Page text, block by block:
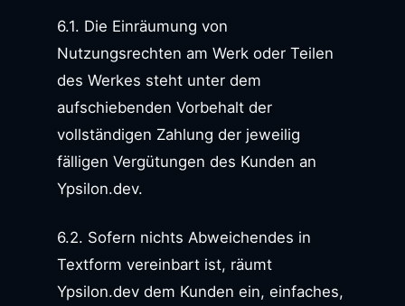
6.1. Die Einräumung von
Nutzungsrechten am Werk oder Teilen
des Werkes steht unter dem
aufschiebenden Vorbehalt der
vollständigen Zahlung der jeweilig
fälligen Vergütungen des Kunden an
Ypsilon.dev.
6.2. Sofern nichts Abweichendes in
Textform vereinbart ist, räumt
Ypsilon.dev dem Kunden ein, einfaches,